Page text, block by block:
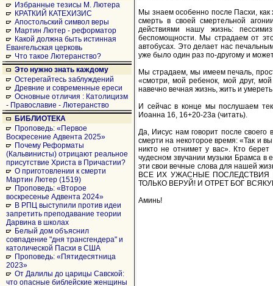
Избранные тезисы М. Лютера
КРАТКИЙ КАТЕХИЗИС
Апостольский символ веры
Мартин Лютер - реформатор
Какой должна быть истинная
Евангельская церковь
Что такое Лютеранство?
Это нужно знать каждому
Остерегайтесь заблуждений
Древние и современные ереси
Основные отличия : Католицизм
- Православие - Лютеранство
БИБЛИОТЕКА
Проповедь: «Первое
Воскресение Адвента 2025»
Почему Реформаты
(Кальвинисты) отрицают реальное
присутствие Христа в Причастии?
О приготовлении к смерти
Мартин Лютер (1519)
Проповедь: «Второе
воскресенье Адвента 2024»
В РПЦ выступили против идеи
запретить преподавание теории
Дарвина в школах
Белый дом объяснил
совпадение "дня трансгендера" и
католической Пасхи в США
Проповедь: «Пятидесятница
2023»
От Далилы до царицы Савской:
что опасные библейские женщины
Мы знаем особенно после Пасхи, как
смерть в своей смертельной
действиями нашу жизнь:
беспомощности. Мы страдаем от
автобусах. Это делает нас
уже было один раз по-другому и
Мы страдаем, мы имеем печаль,
«смотри, мой ребенок, мой друг,
навечно вечная жизнь, жить и
И сейчас в конце мы послушаем
Иоанна 16, 16+20-23а (читать).
Да, Иисус нам говорит после
смерти на некоторое время: «Так и
никто не отнимет у вас». Кто
чудесном звучании музыки Брамса в
эти свои вечные слова для
ВСЕ ИХ УЖАСНЫЕ ПОСЛЕДСТВИЯ
ТОЛЬКО ВЕРУЙ! И ОТРЕТ БОГ
Аминь!